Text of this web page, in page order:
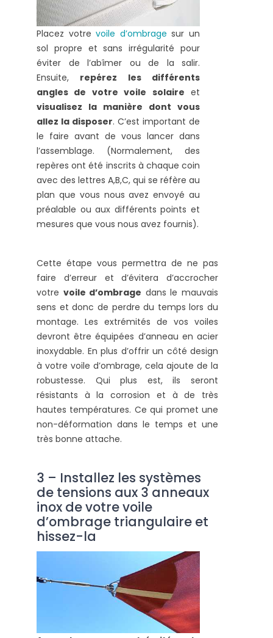
Placez votrevoile d’ombrage sur un
sol propre et sans irrégularité pour
éviter de l’abîmer ou de la salir.
Ensuite, repérez les différents
angles de votre voile solaire et
visualisez la manière dont vous
allez la disposer. C’est important de
le faire avant de vous lancer dans
l’assemblage. (Normalement, des
repères ont été inscrits à chaque coin
avec des lettres A,B,C, qui se réfère au
plan que vous nous avez envoyé au
préalable ou aux différents points et
mesures que vous nous avez fournis).
Cette étape vous permettra de ne pas
faire d’erreur et d’évitera d’accrocher
votre voile d’ombrage dans le mauvais
sens et donc de perdre du temps lors du
montage. Les extrémités de vos voiles
devront être équipées d’anneau en acier
inoxydable. En plus d’offrir un côté design
à votre voile d’ombrage, cela ajoute de la
robustesse. Qui plus est, ils seront
résistants à la corrosion et à de très
hautes températures. Ce qui promet une
non-déformation dans le temps et une
très bonne attache.
3 – Installez les systèmes
de tensions aux 3 anneaux
inox de votre voile
d’ombrage triangulaire et
hissez-la